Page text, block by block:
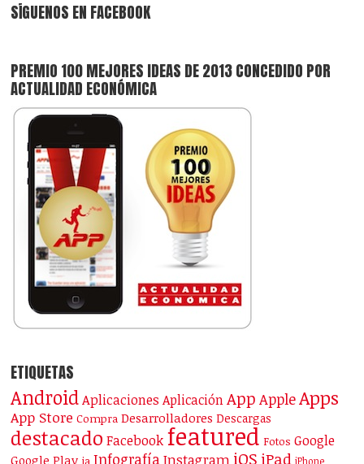
SÍGUENOS EN FACEBOOK
PREMIO 100 MEJORES IDEAS DE 2013 CONCEDIDO POR
ACTUALIDAD ECONÓMICA
ETIQUETAS
Android Aplicaciones Aplicación App AppleApps
App Store Compra Desarrolladores Descargas
destacado Facebook featured Fotos Google
Google Play ia Infografía Instagram iOS iPad iPhone